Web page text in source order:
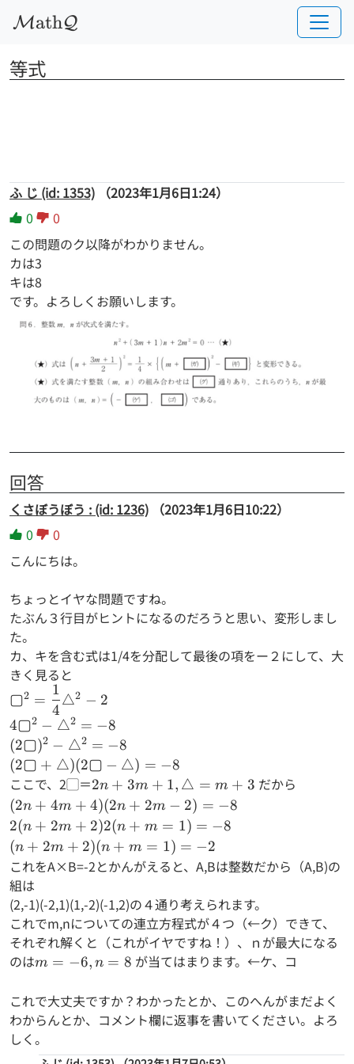
MathQ
等式
ふ じ (id: 1353)
（2023年1月6日1:24）
0
0
この問題のク以降がわかりません。
カは3
キは8
です。よろしくお願いします。
回答
くさぼうぼう : (id: 1236)
（2023年1月6日10:22）
0
0
こんにちは。
ちょっとイヤな問題ですね。
たぶん３行目がヒントになるのだろうと思い、変形しまし
た。
カ、キを含む式は1/4を分配して最後の項をー２にして、大
きく見ると
▢^2=\dfrac{1}
{4} △^2 -2
▢2 =
4
1
△2 − 2
4▢^2-
△^2=
-8
4▢2 − △2 = −8
(2▢)^2-
△^2=-8
(2▢)2 − △2 = −8
(2▢+△)
(2▢-
△)=-8
(2▢ + △)(2▢ − △) = −8
ここで、2▢＝2n+3m+1,△=m+3
2n + 3m + 1, △ = m + 3 だから
(2n+4m+4)
(2n+2m-
2)=-8
(2n + 4m + 4)(2n + 2m − 2) = −8
2(n+2m+2)2(n+m=1)=-8
2(n + 2m + 2)2(n + m = 1) = −8
(n+2m+2)
(n+m=1)=-2
(n + 2m + 2)(n + m = 1) = −2
これをA×B=-2とかんがえると、A,Bは整数だから（A,B)の
組は
(2,-1)(-2,1)(1,-2)(-1,2)の４通り考えられます。
これでm,nについての連立方程式が４つ（←ク）できて、
それぞれ解くと（これがイヤですね！）、ｎが最大になる
のはm=-6,n=8
m = −6, n = 8 が当てはまります。←ケ、コ
これで大丈夫ですか？わかったとか、このへんがまだよく
わからんとか、コメント欄に返事を書いてください。よろ
しく。